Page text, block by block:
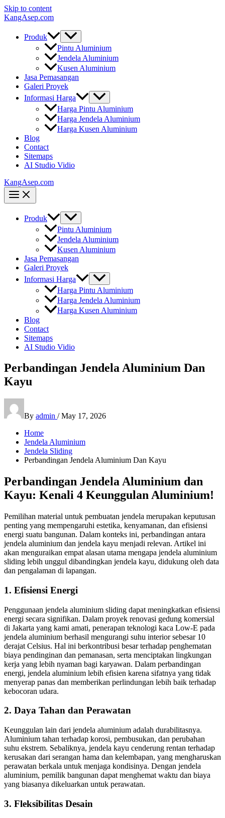
Skip to content
KangAsep.com
Produk
Pintu Aluminium
Jendela Aluminium
Kusen Aluminium
Jasa Pemasangan
Galeri Proyek
Informasi Harga
Harga Pintu Aluminium
Harga Jendela Aluminium
Harga Kusen Aluminium
Blog
Contact
Sitemaps
AI Studio Vidio
KangAsep.com
Produk
Pintu Aluminium
Jendela Aluminium
Kusen Aluminium
Jasa Pemasangan
Galeri Proyek
Informasi Harga
Harga Pintu Aluminium
Harga Jendela Aluminium
Harga Kusen Aluminium
Blog
Contact
Sitemaps
AI Studio Vidio
Perbandingan Jendela Aluminium Dan
Kayu
By admin /May 17, 2026
Home
Jendela Aluminium
Jendela Sliding
Perbandingan Jendela Aluminium Dan Kayu
Perbandingan Jendela Aluminium dan
Kayu: Kenali 4 Keunggulan Aluminium!
Pemilihan material untuk pembuatan jendela merupakan keputusan
penting yang mempengaruhi estetika, kenyamanan, dan efisiensi
energi suatu bangunan. Dalam konteks ini, perbandingan antara
jendela aluminium dan jendela kayu menjadi relevan. Artikel ini
akan menguraikan empat alasan utama mengapa jendela aluminium
sliding lebih unggul dibandingkan jendela kayu, didukung oleh data
dan pengalaman di lapangan.
1. Efisiensi Energi
Penggunaan jendela aluminium sliding dapat meningkatkan efisiensi
energi secara signifikan. Dalam proyek renovasi gedung komersial
di Jakarta yang kami amati, penerapan teknologi kaca Low-E pada
jendela aluminium berhasil mengurangi suhu interior sebesar 10
derajat Celsius. Hal ini berkontribusi besar terhadap penghematan
biaya pendinginan dan pemanasan, serta menciptakan lingkungan
kerja yang lebih nyaman bagi karyawan. Dalam perbandingan
energi, jendela aluminium lebih efisien karena sifatnya yang tidak
menyerap panas dan memberikan perlindungan lebih baik terhadap
kebocoran udara.
2. Daya Tahan dan Perawatan
Keunggulan lain dari jendela aluminium adalah durabilitasnya.
Aluminium tahan terhadap korosi, pembusukan, dan perubahan
suhu ekstrem. Sebaliknya, jendela kayu cenderung rentan terhadap
kerusakan dari serangan hama dan kelembapan, yang mengharuskan
perawatan berkala untuk menjaga kondisinya. Dengan jendela
aluminium, pemilik bangunan dapat menghemat waktu dan biaya
yang biasanya dikeluarkan untuk perawatan.
3. Fleksibilitas Desain